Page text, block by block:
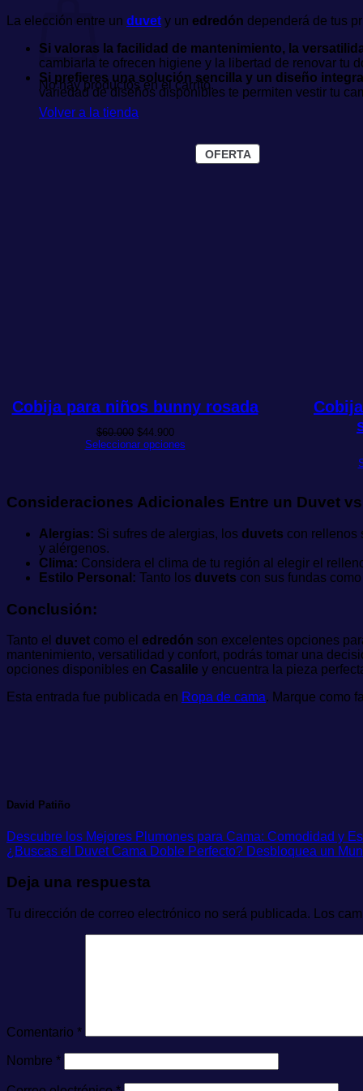
No hay productos en el carrito.
Volver a la tienda
La elección entre un duvet y un edredón dependerá de tus
Si valoras la facilidad de mantenimiento, la
cambiarla te ofrecen higiene y la libertad de renovar tu
Si prefieres una solución sencilla y un diseño
variedad de diseños disponibles te permiten vestir tu
OFERTAPRODUCTO
EN
Cobija para niños bunny rosada
$60.000 El
precio
$44.900El
precio
Seleccionar opciones
Consideraciones Adicionales Entre un Duvet
Alergias: Si sufres de alergias, los duvets con rellenos
y alérgenos.
Clima: Considera el clima de tu región al elegir el
Estilo Personal: Tanto los duvets con sus fundas
Conclusión:
Tanto el duvet como el edredón son excelentes opciones
mantenimiento, versatilidad y confort, podrás tomar una
opciones disponibles en Casalile y encuentra la pieza
Esta entrada fue publicada en Ropa de cama. Marque como
David Patiño
Descubre los Mejores Plumones para Cama: Comodidad y
¿Buscas el Duvet Cama Doble Perfecto? Desbloquea un
Deja una respuesta
Tu dirección de correo electrónico no será publicada. Los
Comentario *
Nombre *